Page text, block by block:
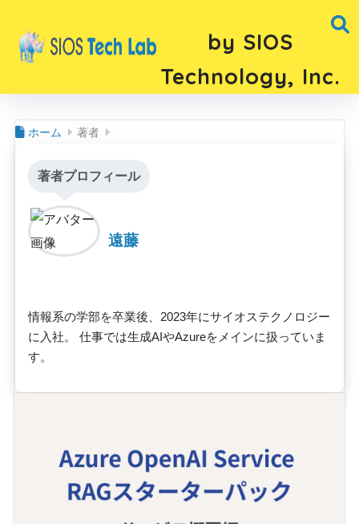
by SIOS
Technology, Inc.
ホーム 著者
著者プロフィール
遠藤
情報系の学部を卒業後、2023年にサイオステクノロジー
に入社。 仕事では生成AIやAzureをメインに扱っていま
す。